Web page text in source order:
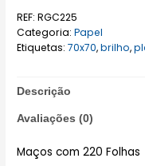
REF:RGC225
Categoria:Papel
Etiquetas:70x70,brilho,
Descrição
Avaliações (0)
Maços com 220 Folhas